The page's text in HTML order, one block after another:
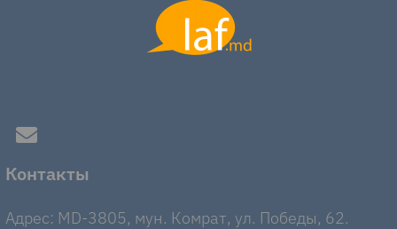
Контакты
Адрес: MD-3805, мун. Комрат, ул. Победы, 62.